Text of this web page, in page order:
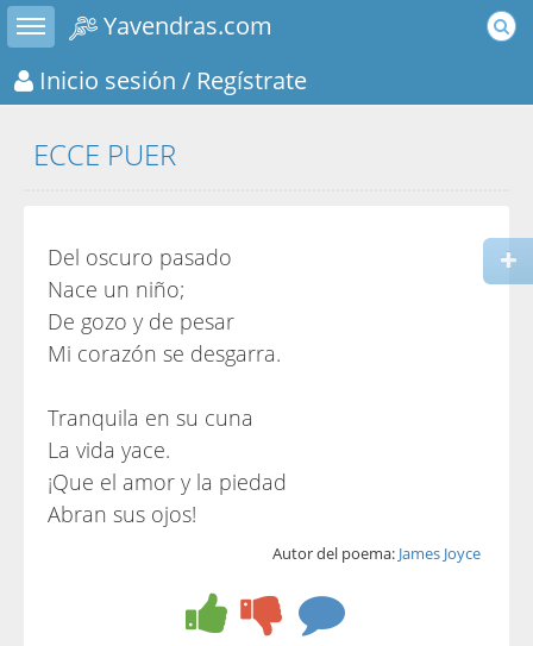
Toggle sidebar
Yavendras.com
Inicio sesión / Regístrate
ECCE PUER
Del oscuro pasado
Nace un niño;
De gozo y de pesar
Mi corazón se desgarra.
Tranquila en su cuna
La vida yace.
¡Que el amor y la piedad
Abran sus ojos!
Autor del poema: James Joyce